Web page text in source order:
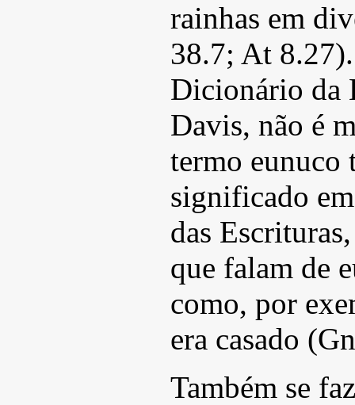
rainhas em
38.7; At
Dicionário da
Davis, não é
termo eunuco
significado em
das
que falam de
como, por
era casado
Também se